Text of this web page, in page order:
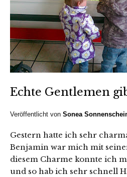
Echte Gentlemen
Veröffentlicht von Sonea
Gestern hatte ich sehr
Benjamin war mich mit
diesem Charme konnte ich
und so hab ich sehr schnell